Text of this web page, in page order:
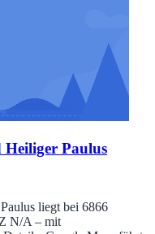
Paulus
liegt bei 6866
N/A – mit